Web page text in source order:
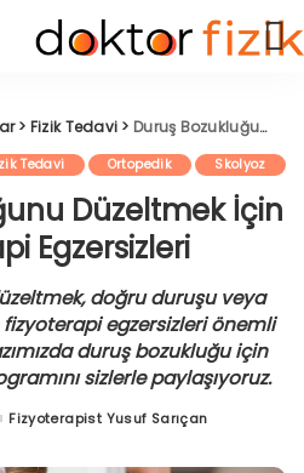
> Fizik Tedavi > Duruş Bozukluğunu Düzeltmek İçin Fizyoterapi Egzersizleri
Tedavi Ortopedik Skolyoz
Düzeltmek İçin
Egzersizleri
doğru duruşu veya
egzersizleri önemli
duruş bozukluğu için
sizlerle paylaşıyoruz.
Posted
Fizyoterapist Yusuf Sarıçan